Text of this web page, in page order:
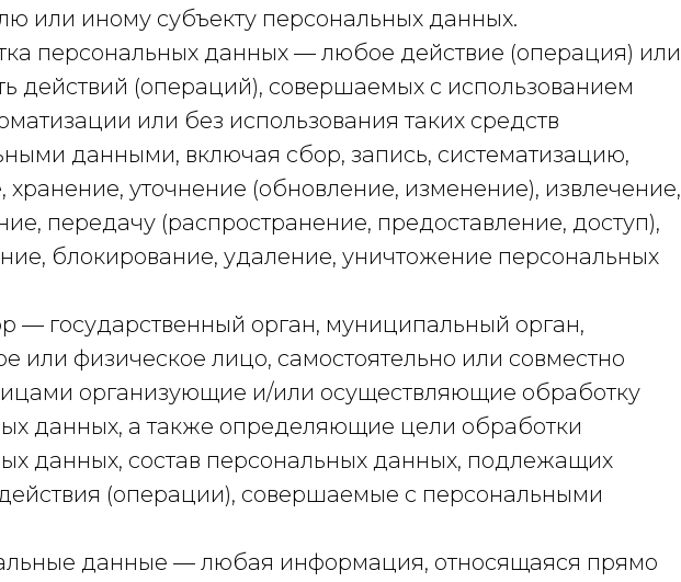
или иному субъекту персональных данных.
персональных данных — любое действие (операция) или
действий (операций), совершаемых с использованием
или без использования таких средств
данными, включая сбор, запись, систематизацию,
хранение, уточнение (обновление, изменение), извлечение,
передачу (распространение, предоставление, доступ),
блокирование, удаление, уничтожение персональных
— государственный орган, муниципальный орган,
или физическое лицо, самостоятельно или совместно
организующие и/или осуществляющие обработку
данных, а также определяющие цели обработки
данных, состав персональных данных, подлежащих
(операции), совершаемые с персональными
данные — любая информация, относящаяся прямо